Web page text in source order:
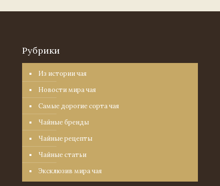
Рубрики
Из истории чая
Новости мира чая
Самые дорогие сорта чая
Чайные бренды
Чайные рецепты
Чайные статьи
Эксклюзив мира чая